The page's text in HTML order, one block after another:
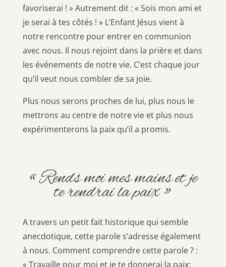
favoriserai ! » Autrement dit : « Sois mon ami et
je serai à tes côtés ! » L’Enfant Jésus vient à
notre rencontre pour entrer en communion
avec nous. Il nous rejoint dans la prière et dans
les événements de notre vie. C’est chaque jour
qu’il veut nous combler de sa joie.
Plus nous serons proches de lui, plus nous le
mettrons au centre de notre vie et plus nous
expérimenterons la paix qu’il a promis.
« Rends moi mes mains et je
te rendrai la paix »
A travers un petit fait historique qui semble
anecdotique, cette parole s’adresse également
à nous. Comment comprendre cette parole ? :
« Travaille pour moi et je te donnerai la paix;